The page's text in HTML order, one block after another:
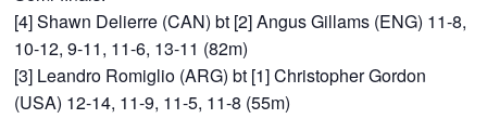
[4] Shawn Delierre (CAN) bt [2] Angus Gillams (ENG) 11-8,
10-12, 9-11, 11-6, 13-11 (82m)
[3] Leandro Romiglio (ARG) bt [1] Christopher Gordon
(USA) 12-14, 11-9, 11-5, 11-8 (55m)